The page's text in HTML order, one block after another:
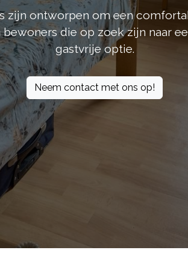
zijn ontworpen om een
die op zoek zijn naar
gastvrije optie.
Neem contact met ons op!